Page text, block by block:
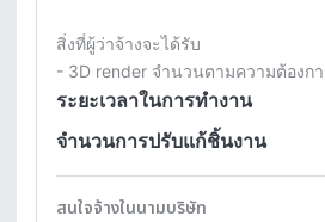
สิ่งที่ผู้ว่าจ้างจะได้รับ
ระยะเวลาในการทำงาน
จำนวนการปรับแก้ชิ้นงาน
สนใจจ้างในนามบริษัท